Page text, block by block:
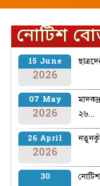
নোটিশ
15 June
2026
07 May
2026
২৬...
26 April
2026
30
নোটিশ